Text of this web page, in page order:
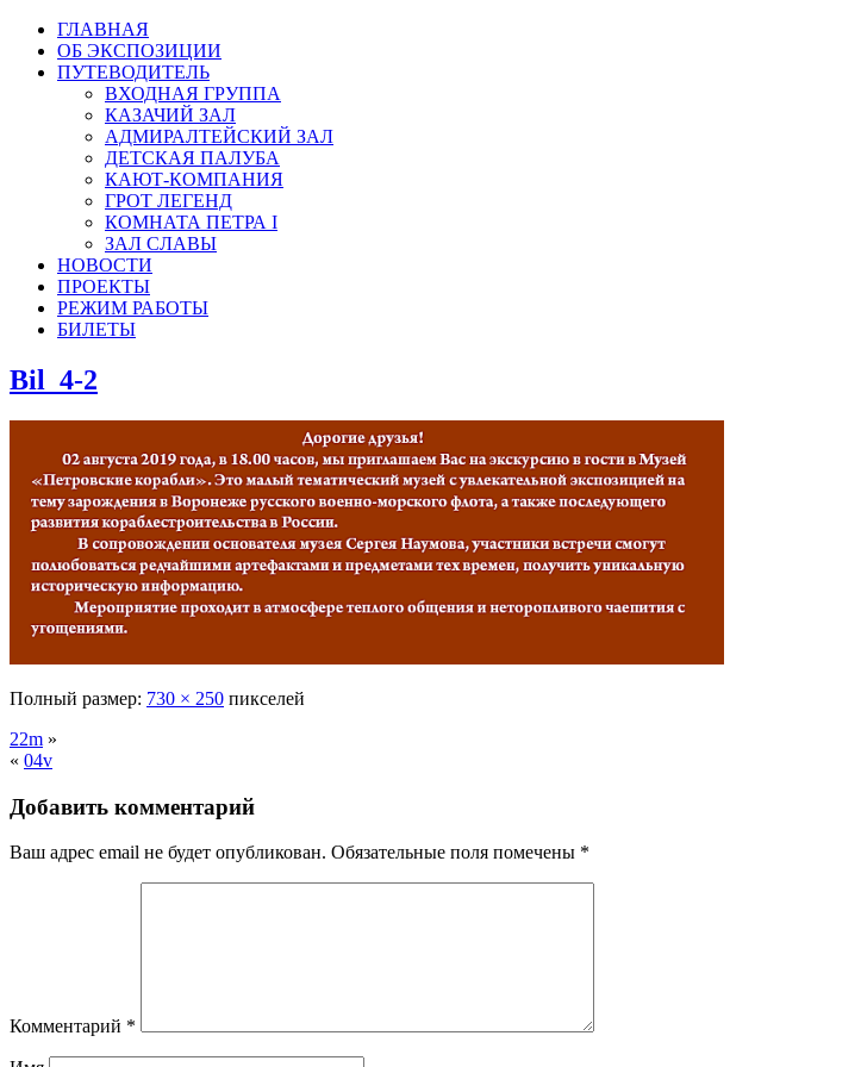
ГЛАВНАЯ
ОБ ЭКСПОЗИЦИИ
ПУТЕВОДИТЕЛЬ
ВХОДНАЯ ГРУППА
КАЗАЧИЙ ЗАЛ
АДМИРАЛТЕЙСКИЙ ЗАЛ
ДЕТСКАЯ ПАЛУБА
КАЮТ-КОМПАНИЯ
ГРОТ ЛЕГЕНД
КОМНАТА ПЕТРА I
ЗАЛ СЛАВЫ
НОВОСТИ
ПРОЕКТЫ
РЕЖИМ РАБОТЫ
БИЛЕТЫ
Bil_4-2
Полный размер: 730 × 250 пикселей
22m »
« 04v
Добавить комментарий
Ваш адрес email не будет опубликован. Обязательные поля помечены *
Комментарий *